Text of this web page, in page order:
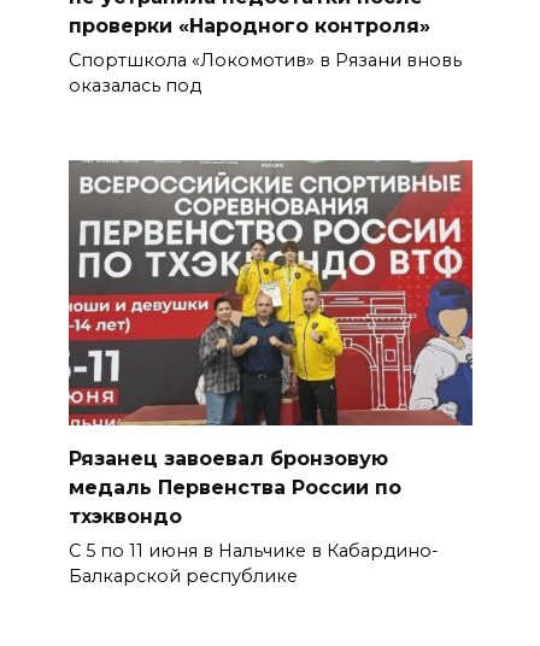
проверки «Народного контроля»
Спортшкола «Локомотив» в Рязани вновь
оказалась под
Рязанец завоевал бронзовую
медаль Первенства России по
тхэквондо
С 5 по 11 июня в Нальчике в Кабардино-
Балкарской республике